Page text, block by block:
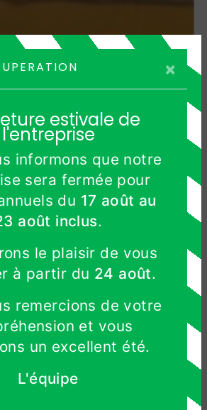
×
estivale de
l'entreprise
informons que notre
sera fermée pour
du 17 août au
août inclus.
le plaisir de vous
à partir du 24 août.
remercions de votre
et vous
un excellent été.
L'équipe